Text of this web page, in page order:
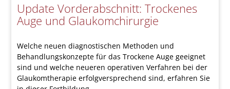
Update Vorderabschnitt: Trockenes
Auge und Glaukomchirurgie
Welche neuen diagnostischen Methoden und
Behandlungskonzepte für das Trockene Auge geeignet
sind und welche neueren operativen Verfahren bei der
Glaukomtherapie erfolgversprechend sind, erfahren Sie